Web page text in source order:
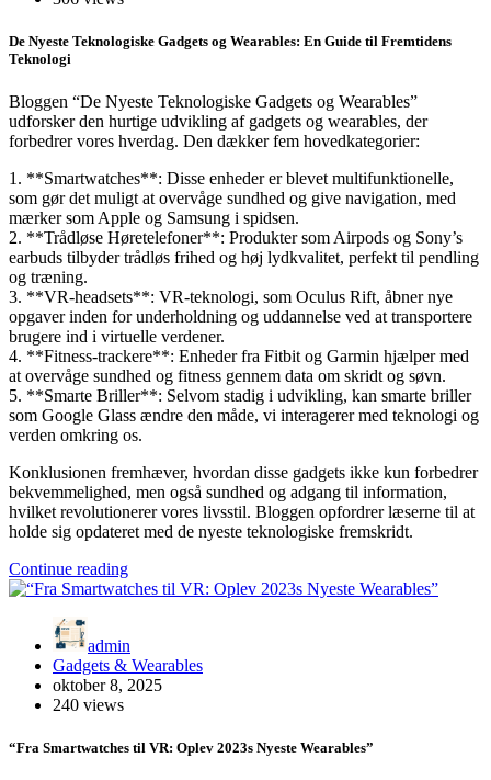
De Nyeste Teknologiske Gadgets og Wearables: En Guide til Fremtidens
Teknologi
Bloggen “De Nyeste Teknologiske Gadgets og Wearables”
udforsker den hurtige udvikling af gadgets og wearables, der
forbedrer vores hverdag. Den dækker fem hovedkategorier:
1. **Smartwatches**: Disse enheder er blevet multifunktionelle,
som gør det muligt at overvåge sundhed og give navigation, med
mærker som Apple og Samsung i spidsen.
2. **Trådløse Høretelefoner**: Produkter som Airpods og Sony’s
earbuds tilbyder trådløs frihed og høj lydkvalitet, perfekt til pendling
og træning.
3. **VR-headsets**: VR-teknologi, som Oculus Rift, åbner nye
opgaver inden for underholdning og uddannelse ved at transportere
brugere ind i virtuelle verdener.
4. **Fitness-trackere**: Enheder fra Fitbit og Garmin hjælper med
at overvåge sundhed og fitness gennem data om skridt og søvn.
5. **Smarte Briller**: Selvom stadig i udvikling, kan smarte briller
som Google Glass ændre den måde, vi interagerer med teknologi og
verden omkring os.
Konklusionen fremhæver, hvordan disse gadgets ikke kun forbedrer
bekvemmelighed, men også sundhed og adgang til information,
hvilket revolutionerer vores livsstil. Bloggen opfordrer læserne til at
holde sig opdateret med de nyeste teknologiske fremskridt.
Continue reading
admin
Gadgets & Wearables
oktober 8, 2025
240 views
“Fra Smartwatches til VR: Oplev 2023s Nyeste Wearables”